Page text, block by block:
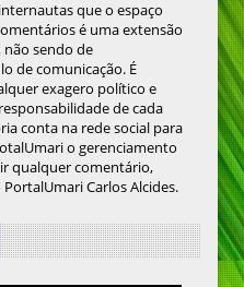
que o espaço
é uma extensão
não sendo de
de comunicação. É
exagero político e
de cada
conta na rede social para
o gerenciamento
qualquer comentário,
Carlos Alcides.